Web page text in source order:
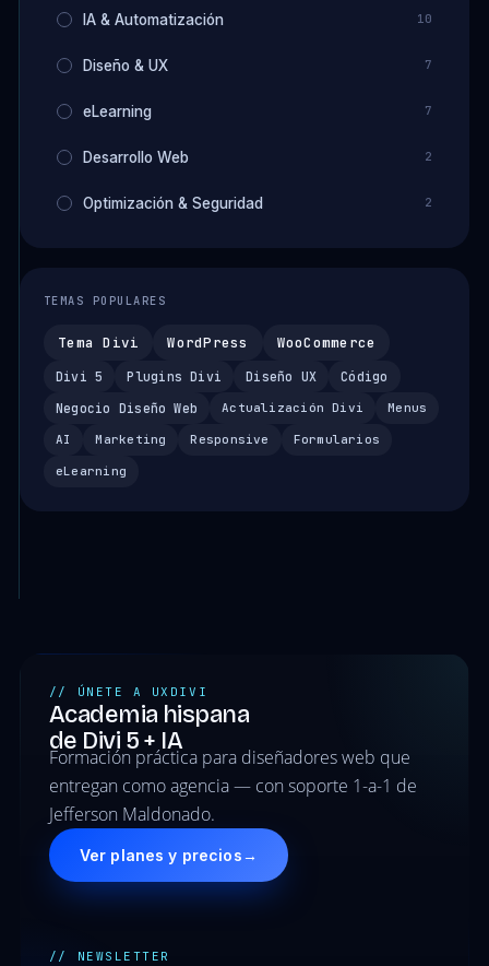
IA & Automatización 10
Diseño & UX 7
eLearning 7
Desarrollo Web 2
Optimización & Seguridad 2
TEMAS POPULARES
Tema Divi WordPress WooCommerce
Divi 5 Plugins Divi Diseño UX
Código
Negocio Diseño Web
Actualización Divi Menus
AI Marketing Responsive Formularios
eLearning
// ÚNETE A UXDIVI
Academia hispana
de Divi 5 + IA
Formación práctica para diseñadores web que
entregan como agencia — con soporte 1-a-1 de
Jefferson Maldonado.
Ver planes y precios→
// NEWSLETTER